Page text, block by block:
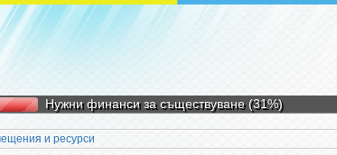
Нужни финанси за съществуване (31%)
и ресурси